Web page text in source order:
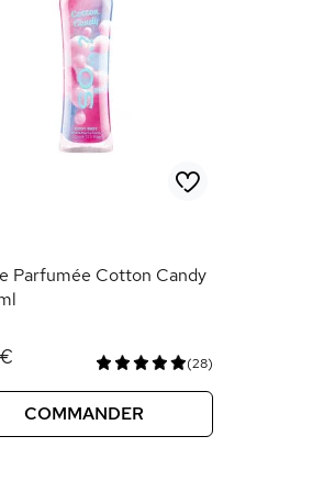
Parfumée Cotton Candy
(28)
COMMANDER